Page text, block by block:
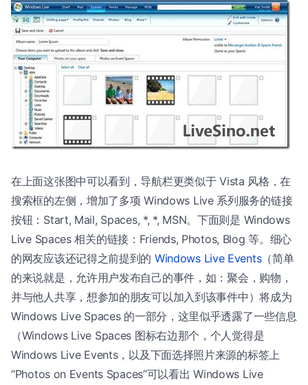
在上面这张图中可以看到，导航栏更类似于 Vista 风格，在
搜索框的左侧，增加了多项 Windows Live 系列服务的链接
按钮：Start, Mail, Spaces, *, *, MSN。下面则是 Windows
Live Spaces 相关的链接：Friends, Photos, Blog 等。细心
的网友应该还记得之前提到的 Windows Live Events（简单
的来说就是，允许用户发布自己的事件，如：聚会，购物，
并与他人共享，想参加的朋友可以加入到该事件中）将成为
Windows Live Spaces 的一部分，这里似乎透露了一些信息
（Windows Live Spaces 图标右边那个，个人觉得是
Windows Live Events，以及下面选择照片来源的标签上
“Photos on Events Spaces”可以看出 Windows Live